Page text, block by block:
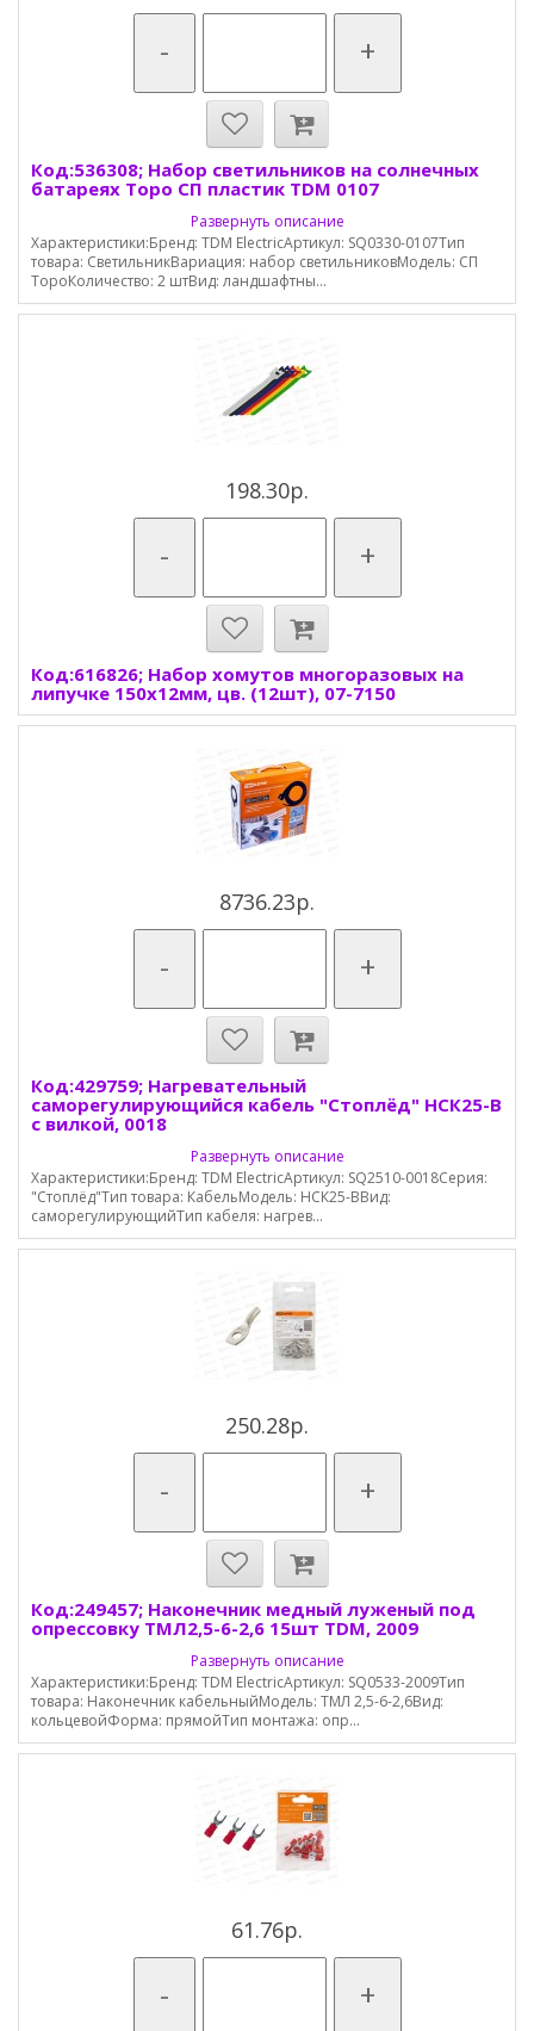
- +
Код:536308; Набор светильников на солнечных
батареях Торо СП пластик TDM 0107
Развернуть описание
Характеристики:Бренд: TDM ElectricАртикул: SQ0330-0107Тип
товара: СветильникВариация: набор светильниковМодель: СП
ТороКоличество: 2 штВид: ландшафтны...
198.30р.
- +
Код:616826; Набор хомутов многоразовых на
липучке 150х12мм, цв. (12шт), 07-7150
8736.23р.
- +
Код:429759; Нагревательный
саморегулирующийся кабель "Стоплёд" НСК25-В
с вилкой, 0018
Развернуть описание
Характеристики:Бренд: TDM ElectricАртикул: SQ2510-0018Серия:
"Стоплёд"Тип товара: КабельМодель: НСК25-ВВид:
саморегулирующийТип кабеля: нагрев...
250.28р.
- +
Код:249457; Наконечник медный луженый под
опрессовку ТМЛ2,5-6-2,6 15шт TDM, 2009
Развернуть описание
Характеристики:Бренд: TDM ElectricАртикул: SQ0533-2009Тип
товара: Наконечник кабельныйМодель: ТМЛ 2,5-6-2,6Вид:
кольцевойФорма: прямойТип монтажа: опр...
61.76р.
- +